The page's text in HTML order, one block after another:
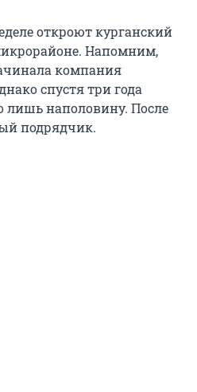
откроют курганский
Напомним,
компания
спустя три года
лишь наполовину. После
подрядчик.